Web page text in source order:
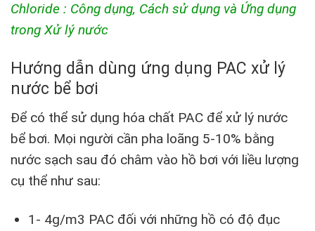
Chloride : Công dụng, Cách sử dụng và Ứng dụng
trong Xử lý nước
Hướng dẫn dùng ứng dụng PAC xử lý
nước bể bơi
Để có thể sử dụng hóa chất PAC để xử lý nước
bể bơi. Mọi người cần pha loãng 5-10% bằng
nước sạch sau đó châm vào hồ bơi với liều lượng
cụ thể như sau:
1- 4g/m3 PAC đối với những hồ có độ đục